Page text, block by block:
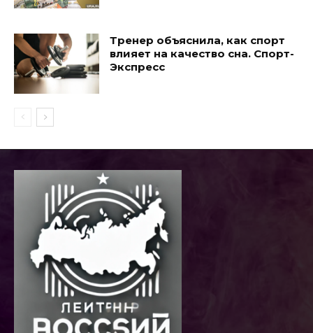
Тренер объяснила, как спорт
влияет на качество сна. Спорт-
Экспресс